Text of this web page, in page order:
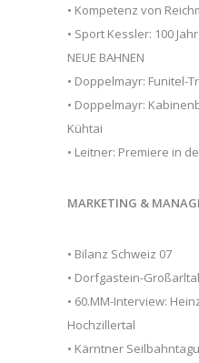
• Kompetenz von
• Sport Kessler: 100
NEUE BAHNEN
• Doppelmayr: Funitel-
• Doppelmayr:
Kühtai
• Leitner: Premiere in
MARKETING &
• Bilanz Schweiz 07
• Dorfgastein-
• 60.MM-Interview:
Hochzillertal
• Kärntner